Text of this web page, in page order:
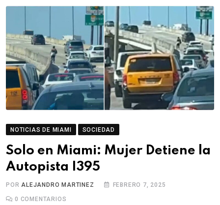
NOTICIAS DE MIAMI SOCIEDAD
Solo en Miami: Mujer Detiene la
Autopista I395
PORALEJANDRO MARTINEZ FEBRERO 7, 2025
0 COMENTARIOS